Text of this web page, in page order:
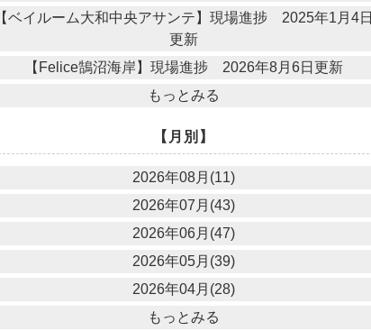
【ベイルーム大和中央アサンテ】現場進捗 2025年1月4日
更新
【Felice鵠沼海岸】現場進捗 2026年8月6日更新
もっとみる
【月別】
2026年08月(11)
2026年07月(43)
2026年06月(47)
2026年05月(39)
2026年04月(28)
もっとみる